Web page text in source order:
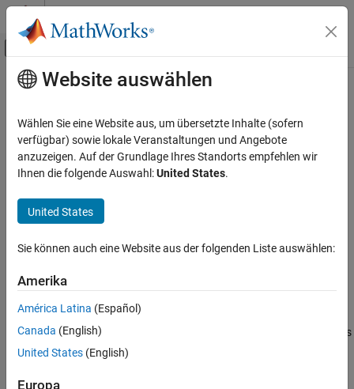
Weiter zum Inhalt
Umschaltung für Off-Canvas-
Startseite der Dokumentation
Industrial Communication Toolbox
MQTT Protocol Communication
ON THIS PAGE
Description
Examples
Input Arguments
Version History
See Also
Hauptinhalt
flush
Clear received MQTT messages
Since R2022a
collapse all in page
flush(mqttClient)
Description
flush(mqttClient
flush(mqttClient
clears all received messages
from the specified MQTT topic.
Note that the
Website auswählen
Wählen Sie eine Website aus, um übersetzte Inhalte (sofern
verfügbar) sowie lokale Veranstaltungen und Angebote
anzuzeigen. Auf der Grundlage Ihres Standorts empfehlen wir
Ihnen die folgende Auswahl:United States.
United States
Sie können auch eine Website aus der folgenden Liste auswählen:
Amerika
América Latina (Español)
Canada (English)
United States (English)
Europa